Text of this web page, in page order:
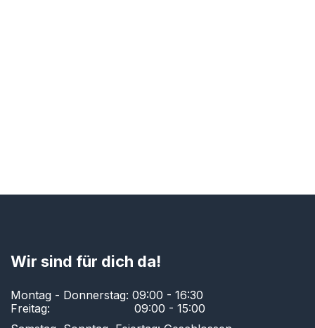
Wir sind für dich da!
Montag - Donnerstag: 09:00 - 16:30
Freitag:
​ ​09:00 - 15:00​